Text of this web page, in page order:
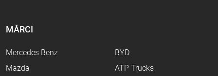
MĂRCI
Mercedes Benz
Mazda
BYD
ATP Trucks